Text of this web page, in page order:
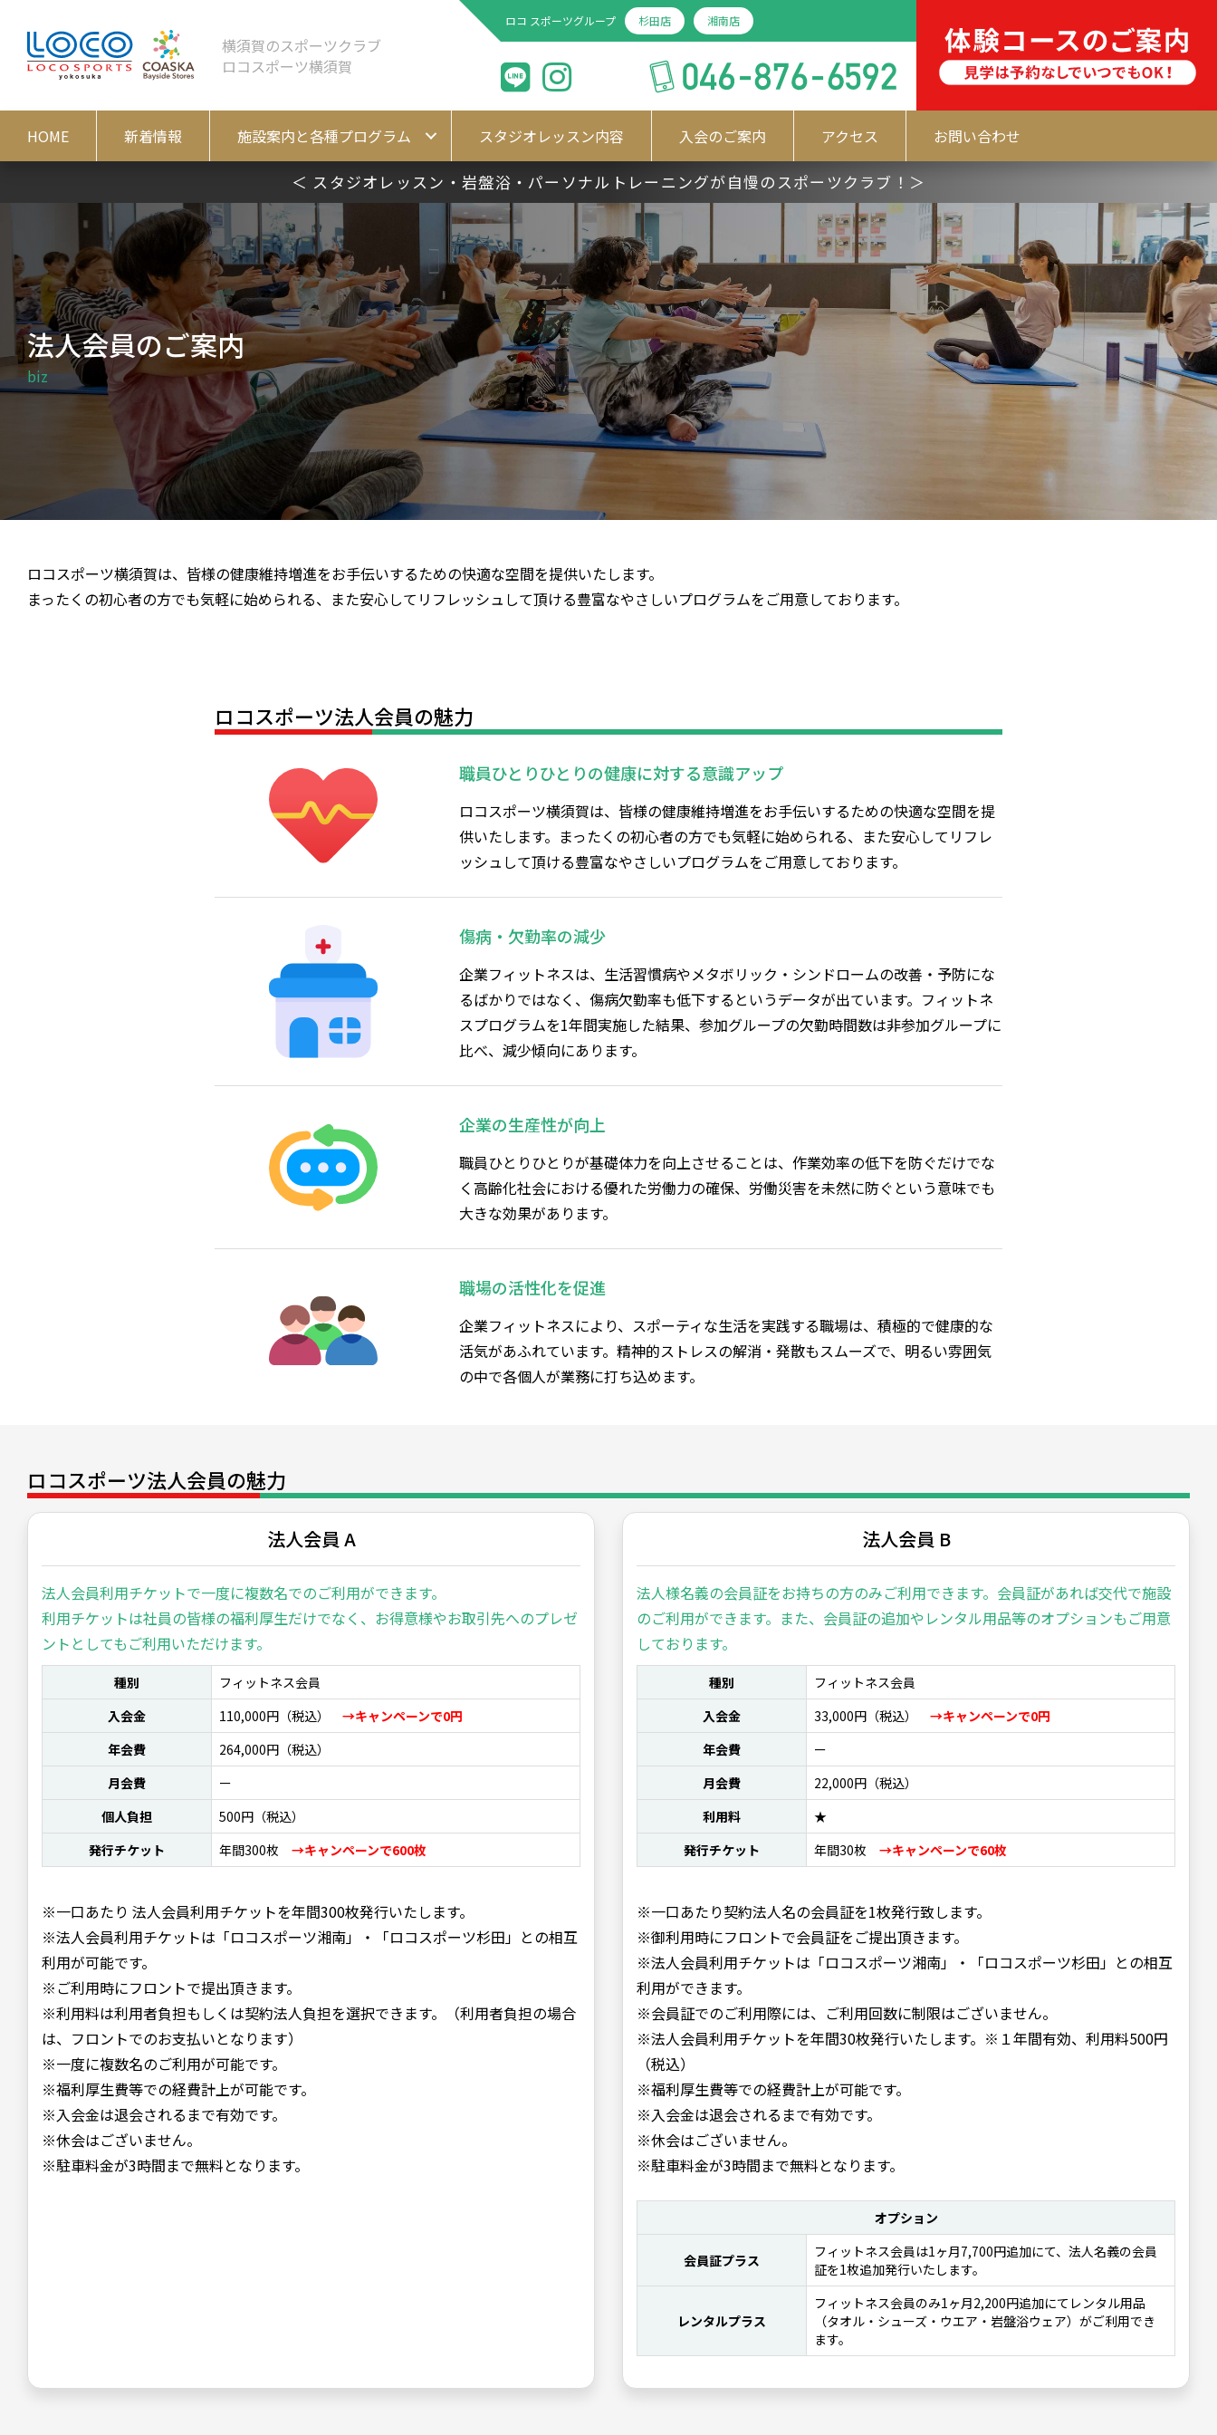
横須賀のスポーツクラブ
ロコスポーツ横須賀
ロコ スポーツグループ 杉田店 湘南店
HOME 新着情報 施設案内と各種プログラム スタジオレッスン内容 入会のご案内 アクセス お問い合わせ
＜ スタジオレッスン・岩盤浴・パーソナルトレーニングが自慢のスポーツクラブ！＞
法人会員のご案内
biz
ロコスポーツ横須賀は、皆様の健康維持増進をお手伝いするための快適な空間を提供いたします。
まったくの初心者の方でも気軽に始められる、また安心してリフレッシュして頂ける豊富なやさしいプログラムをご用意しております。
ロコスポーツ法人会員の魅力
職員ひとりひとりの健康に対する意識アップ
ロコスポーツ横須賀は、皆様の健康維持増進をお手伝いするための快適な空間を提
供いたします。まったくの初心者の方でも気軽に始められる、また安心してリフレ
ッシュして頂ける豊富なやさしいプログラムをご用意しております。
傷病・欠勤率の減少
企業フィットネスは、生活習慣病やメタボリック・シンドロームの改善・予防にな
るばかりではなく、傷病欠勤率も低下するというデータが出ています。フィットネ
スプログラムを1年間実施した結果、参加グループの欠勤時間数は非参加グループに
比べ、減少傾向にあります。
企業の生産性が向上
職員ひとりひとりが基礎体力を向上させることは、作業効率の低下を防ぐだけでな
く高齢化社会における優れた労働力の確保、労働災害を未然に防ぐという意味でも
大きな効果があります。
職場の活性化を促進
企業フィットネスにより、スポーティな生活を実践する職場は、積極的で健康的な
活気があふれています。精神的ストレスの解消・発散もスムーズで、明るい雰囲気
の中で各個人が業務に打ち込めます。
ロコスポーツ法人会員の魅力
法人会員 A
法人会員利用チケットで一度に複数名でのご利用ができます。
利用チケットは社員の皆様の福利厚生だけでなく、お得意様やお取引先へのプレゼ
ントとしてもご利用いただけます。
種別
フィットネス会員
入会金
110,000円（税込） →キャンペーンで0円
年会費
264,000円（税込）
月会費
ー
個人負担
500円（税込）
発行チケット
年間300枚 →キャンペーンで600枚
※一口あたり 法人会員利用チケットを年間300枚発行いたします。
※法人会員利用チケットは「ロコスポーツ湘南」・「ロコスポーツ杉田」との相互
利用が可能です。
※ご利用時にフロントで提出頂きます。
※利用料は利用者負担もしくは契約法人負担を選択できます。（利用者負担の場合
は、フロントでのお支払いとなります）
※一度に複数名のご利用が可能です。
※福利厚生費等での経費計上が可能です。
※入会金は退会されるまで有効です。
※休会はございません。
※駐車料金が3時間まで無料となります。
法人会員 B
法人様名義の会員証をお持ちの方のみご利用できます。会員証があれば交代で施設
のご利用ができます。また、会員証の追加やレンタル用品等のオプションもご用意
しております。
種別
フィットネス会員
入会金
33,000円（税込） →キャンペーンで0円
年会費
ー
月会費
22,000円（税込）
利用料
★
発行チケット
年間30枚 →キャンペーンで60枚
※一口あたり契約法人名の会員証を1枚発行致します。
※御利用時にフロントで会員証をご提出頂きます。
※法人会員利用チケットは「ロコスポーツ湘南」・「ロコスポーツ杉田」との相互
利用ができます。
※会員証でのご利用際には、ご利用回数に制限はございません。
※法人会員利用チケットを年間30枚発行いたします。※１年間有効、利用料500円
（税込）
※福利厚生費等での経費計上が可能です。
※入会金は退会されるまで有効です。
※休会はございません。
※駐車料金が3時間まで無料となります。
オプション
会員証プラス
フィットネス会員は1ヶ月7,700円追加にて、法人名義の会員
証を1枚追加発行いたします。
レンタルプラス
フィットネス会員のみ1ヶ月2,200円追加にてレンタル用品
（タオル・シューズ・ウエア・岩盤浴ウェア）がご利用でき
ます。